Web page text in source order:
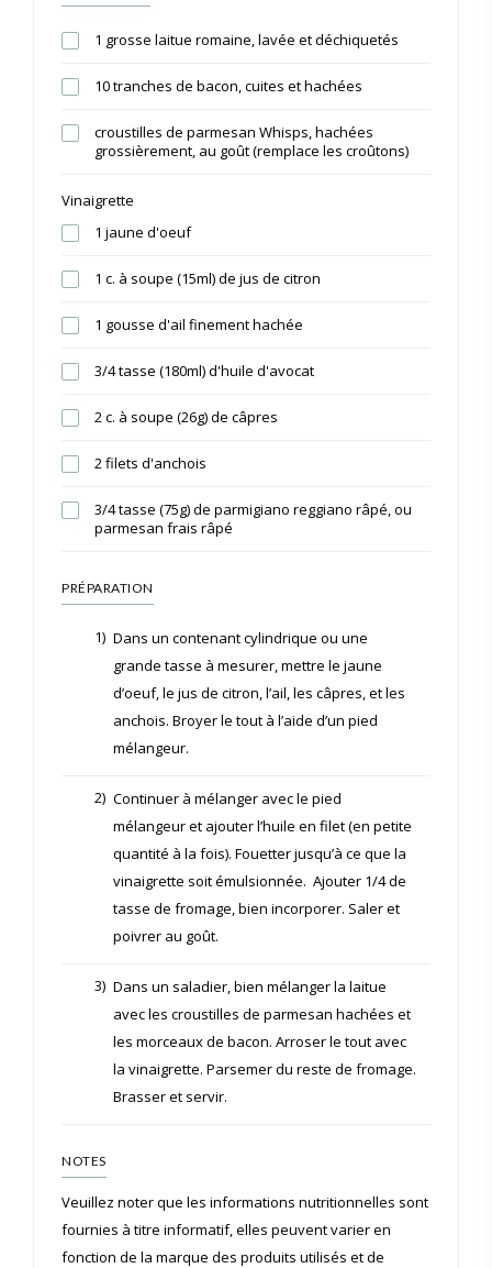
1 grosse laitue romaine, lavée et déchiquetés
10 tranches de bacon, cuites et hachées
croustilles de parmesan Whisps, hachées
grossièrement, au goût (remplace les croûtons)
Vinaigrette
1 jaune d'oeuf
1 c. à soupe (15ml) de jus de citron
1 gousse d'ail finement hachée
3/4 tasse (180ml) d'huile d'avocat
2 c. à soupe (26g) de câpres
2 filets d'anchois
3/4 tasse (75g) de parmigiano reggiano râpé, ou
parmesan frais râpé
PRÉPARATION
1) Dans un contenant cylindrique ou une
grande tasse à mesurer, mettre le jaune
d’oeuf, le jus de citron, l’ail, les câpres, et les
anchois. Broyer le tout à l’aide d’un pied
mélangeur.
2) Continuer à mélanger avec le pied
mélangeur et ajouter l’huile en filet (en petite
quantité à la fois). Fouetter jusqu’à ce que la
vinaigrette soit émulsionnée. Ajouter 1/4 de
tasse de fromage, bien incorporer. Saler et
poivrer au goût.
3) Dans un saladier, bien mélanger la laitue
avec les croustilles de parmesan hachées et
les morceaux de bacon. Arroser le tout avec
la vinaigrette. Parsemer du reste de fromage.
Brasser et servir.
NOTES
Veuillez noter que les informations nutritionnelles sont
fournies à titre informatif, elles peuvent varier en
fonction de la marque des produits utilisés et de